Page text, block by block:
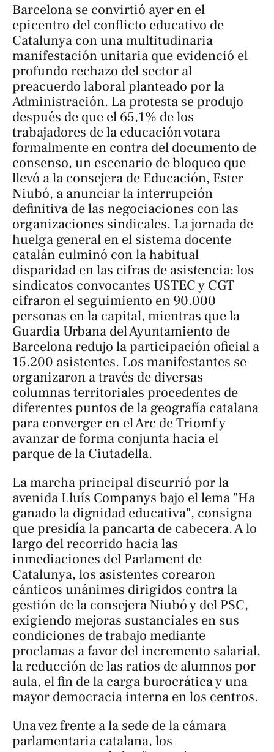
Barcelona se convirtió ayer en el
epicentro del conflicto educativo de
Catalunya con una multitudinaria
manifestación unitaria que evidenció el
profundo rechazo del sector al
preacuerdo laboral planteado por la
Administración. La protesta se produjo
después de que el 65,1% de los
trabajadores de la educación votara
formalmente en contra del documento de
consenso, un escenario de bloqueo que
llevó a la consejera de Educación, Ester
Niubó, a anunciar la interrupción
definitiva de las negociaciones con las
organizaciones sindicales. La jornada de
huelga general en el sistema docente
catalán culminó con la habitual
disparidad en las cifras de asistencia: los
sindicatos convocantes USTEC y CGT
cifraron el seguimiento en 90.000
personas en la capital, mientras que la
Guardia Urbana del Ayuntamiento de
Barcelona redujo la participación oficial a
15.200 asistentes. Los manifestantes se
organizaron a través de diversas
columnas territoriales procedentes de
diferentes puntos de la geografía catalana
para converger en el Arc de Triomf y
avanzar de forma conjunta hacia el
parque de la Ciutadella.
La marcha principal discurrió por la
avenida Lluís Companys bajo el lema "Ha
ganado la dignidad educativa", consigna
que presidía la pancarta de cabecera. A lo
largo del recorrido hacia las
inmediaciones del Parlament de
Catalunya, los asistentes corearon
cánticos unánimes dirigidos contra la
gestión de la consejera Niubó y del PSC,
exigiendo mejoras sustanciales en sus
condiciones de trabajo mediante
proclamas a favor del incremento salarial,
la reducción de las ratios de alumnos por
aula, el fin de la carga burocrática y una
mayor democracia interna en los centros.
Una vez frente a la sede de la cámara
parlamentaria catalana, los